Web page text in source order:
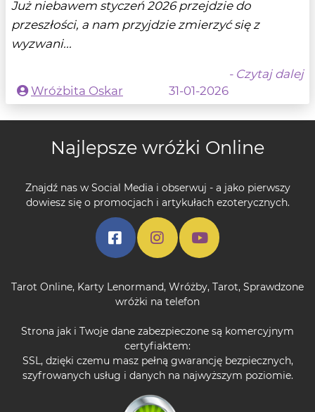
Już niebawem styczeń 2026 przejdzie do
przeszłości, a nam przyjdzie zmierzyć się z
wyzwani...
- Czytaj dalej
Wróżbita Oskar
31-01-2026
Najlepsze wróżki Online
Znajdź nas w Social Media i obserwuj - a jako pierwszy
dowiesz się o promocjach i artykułach ezoterycznych.
Tarot Online, Karty Lenormand, Wróżby, Tarot, Sprawdzone
wróżki na telefon
Strona jak i Twoje dane zabezpieczone są komercyjnym
certyfiaktem:
SSL, dzięki czemu masz pełną gwarancję bezpiecznych,
szyfrowanych usług i danych na najwyższym poziomie.